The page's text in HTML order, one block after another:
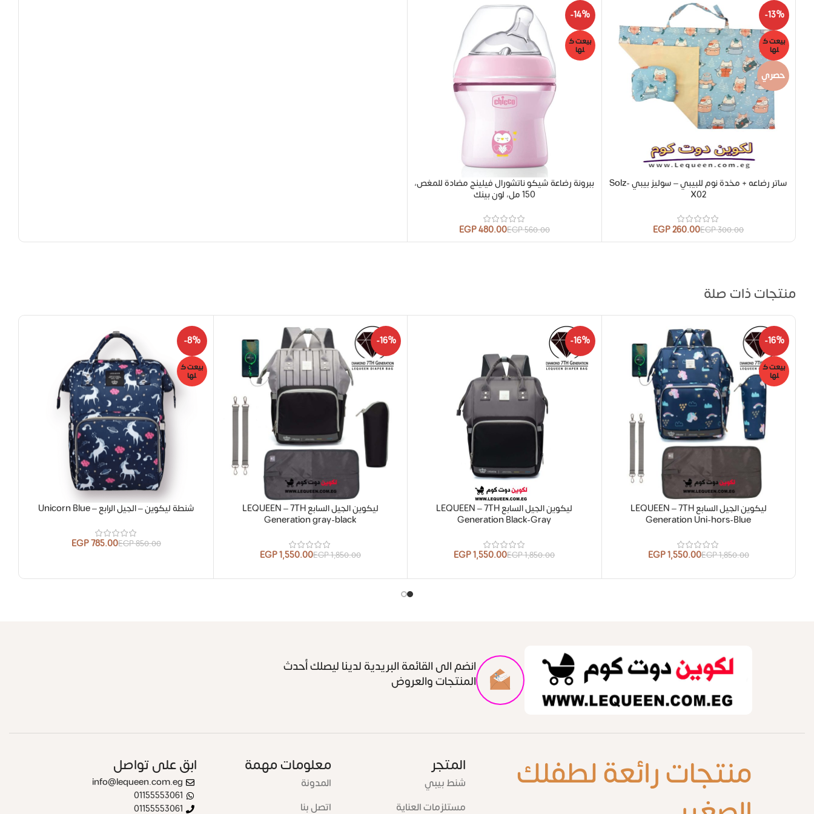
-13%
بيعت ك
لها
حصري
ساتر رضاعه + مخدة نوم للبيبي – سوليز بيبي Solz-
X02
300.00
EGP
260.00
EGP
-14%
بيعت ك
لها
ببرونة رضاعة شيكو ناتشورال فيلينج مضادة للمغص،
150 مل، لون بينك
560.00
EGP
480.00
EGP
منتجات ذات صلة
-16%
بيعت ك
لها
ليكوين الجيل السابع LEQUEEN – 7TH
Generation Uni-hors-Blue
1,850.00
EGP
1,550.00
EGP
-16%
ليكوين الجيل السابع LEQUEEN – 7TH
Generation Black-Gray
1,850.00
EGP
1,550.00
EGP
-16%
ليكوين الجيل السابع LEQUEEN – 7TH
Generation gray-black
1,850.00
EGP
1,550.00
EGP
-8%
بيعت ك
لها
شنطة ليكوين – الجيل الرابع – Unicorn Blue
850.00
EGP
785.00
EGP
انضم الى القائمة البريدية لدينا ليصلك أحدث
المنتجات والعروض
منتجات رائعة لطفلك
المتجر
شنط بيبي
مستلزمات العناية
معلومات مهمة
المدونة
اتصل بنا
ابق على تواصل
info@lequeen.com.eg
01155553061
01155553061